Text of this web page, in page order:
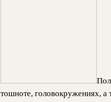
тошноте, головокружениях,